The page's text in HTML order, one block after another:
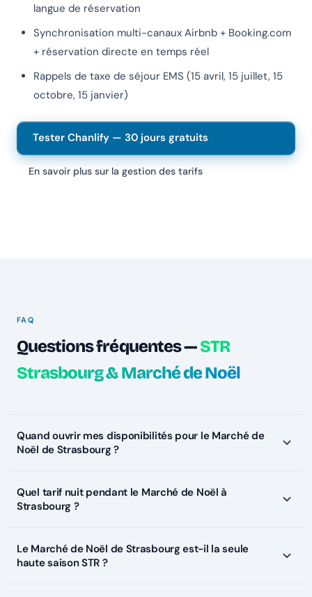
langue de réservation
Synchronisation multi-canaux Airbnb + Booking.com
+ réservation directe en temps réel
Rappels de taxe de séjour EMS (15 avril, 15 juillet, 15
octobre, 15 janvier)
Tester Chanlify — 30 jours gratuits
En savoir plus sur la gestion des tarifs
FAQ
Questions fréquentes —STR
Strasbourg & Marché de Noël
Quand ouvrir mes disponibilités pour le Marché de
Noël de Strasbourg ?
Quel tarif nuit pendant le Marché de Noël à
Strasbourg ?
Le Marché de Noël de Strasbourg est-il la seule
haute saison STR ?